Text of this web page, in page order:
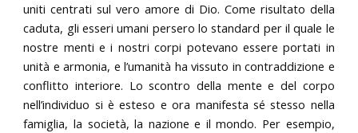
uniti centrati sul vero amore di Dio. Come risultato della
caduta, gli esseri umani persero lo standard per il quale le
nostre menti e i nostri corpi potevano essere portati in
unità e armonia, e l’umanità ha vissuto in contraddizione e
conflitto interiore. Lo scontro della mente e del corpo
nell’individuo si è esteso e ora manifesta sé stesso nella
famiglia, la società, la nazione e il mondo. Per esempio,